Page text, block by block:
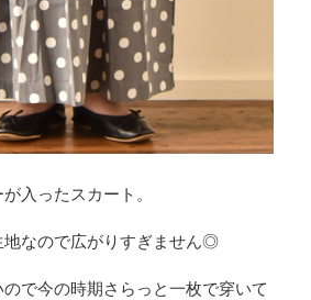
入ったスカート。
地なので広がりすぎません◎
で今の時期さらっと一枚で穿いて